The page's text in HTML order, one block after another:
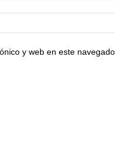
y web en este